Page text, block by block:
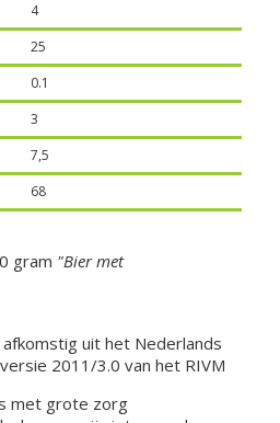
4
25
0.1
3
7,5
68
gram "Bier met
uit het Nederlands
2011/3.0 van het RIVM
met grote zorg